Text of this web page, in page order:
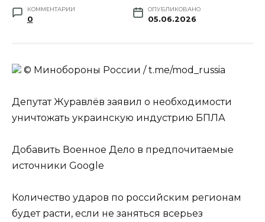
КОММЕНТАРИИ
0
ОПУБЛИКОВАНО
05.06.2026
© Минобороны России / t.me/mod_russia
Депутат Журавлёв заявил о необходимости
уничтожать украинскую индустрию БПЛА
Добавить Военное Дело в предпочитаемые
источники Google
Количество ударов по российским регионам
будет расти, если не заняться всерьез